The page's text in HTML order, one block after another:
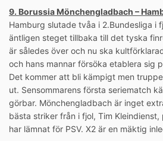
9. Borussia Mönchengladbach –
Hamburg slutade tvåa i 2.Bundesliga i
äntligen steget tillbaka till det tyska
är således över och nu ska
och hans mannar försöka etablera sig
Det kommer att bli kämpigt men
ut. Sensommarens första seriematch
görbar. Mönchengladbach är inget
bästa striker från i fjol, Tim Kleindienst,
har lämnat för PSV. X2 är en mäktig